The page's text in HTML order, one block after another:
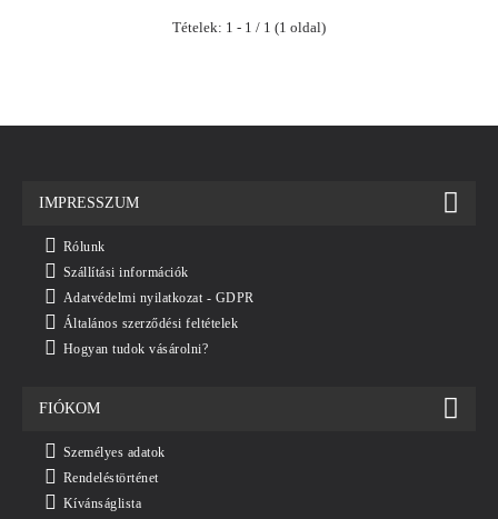
Tételek: 1 - 1 / 1 (1 oldal)
IMPRESSZUM
Rólunk
Szállítási információk
Adatvédelmi nyilatkozat - GDPR
Általános szerződési feltételek
Hogyan tudok vásárolni?
FIÓKOM
Személyes adatok
Rendeléstörténet
Kívánságlista